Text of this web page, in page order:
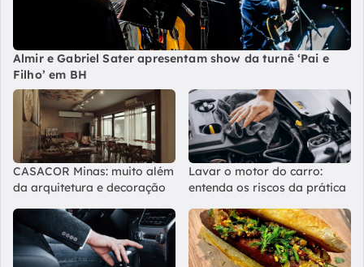
Almir e Gabriel Sater apresentam show da turnê ‘Pai e
Filho’ em BH
CASACOR Minas: muito além
da arquitetura e decoração
Lavar o motor do carro:
entenda os riscos da prática